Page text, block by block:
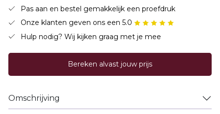
Pas aan en bestel gemakkelijk een proefdruk
Onze klanten geven ons een 5.0
Hulp nodig? Wij kijken graag met je mee
Bereken alvast jouw prijs
Omschrijving